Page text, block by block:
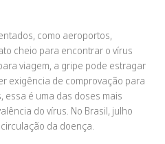
como aeroportos,
cheio para encontrar o vírus
viagem, a gripe pode estragar
exigência de comprovação para
é uma das doses mais
do vírus. No Brasil, julho
da doença.